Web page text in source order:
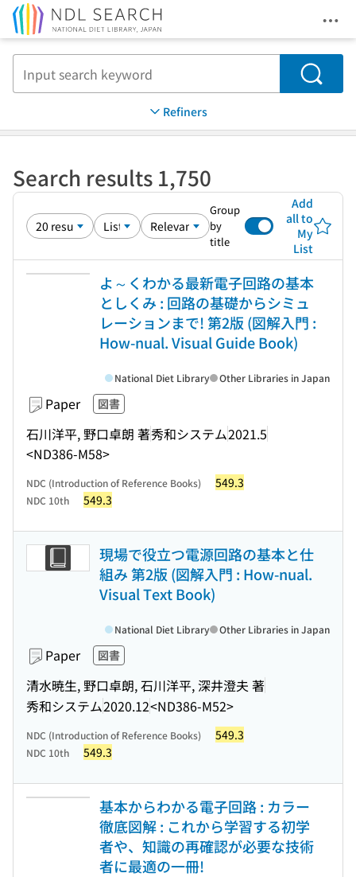
Search
Refiners
Search results 1,750
Group
by
title
Add
all to
My
List
よ～くわかる最新電子回路の基本
としくみ : 回路の基礎からシミュ
レーションまで! 第2版 (図解入門 :
How-nual. Visual Guide Book)
Paper 図書
石川洋平, 野口卓朗 著秀和システム2021.5
<ND386-M58>
National Diet Library Other Libraries in Japan
NDC (Introduction of Reference Books) 549.3
NDC 10th 549.3
現場で役立つ電源回路の基本と仕
組み 第2版 (図解入門 : How-nual.
Visual Text Book)
Paper 図書
清水暁生, 野口卓朗, 石川洋平, 深井澄夫 著
秀和システム2020.12<ND386-M52>
National Diet Library Other Libraries in Japan
NDC (Introduction of Reference Books) 549.3
NDC 10th 549.3
基本からわかる電子回路 : カラー
徹底図解 : これから学習する初学
者や、知識の再確認が必要な技術
者に最適の一冊!